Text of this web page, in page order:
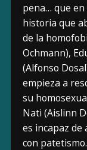
pena… que
historia que
de la
Ochmann),
(Alfonso
empieza a
su
Nati (Aislinn
es incapaz de
con patetismo.